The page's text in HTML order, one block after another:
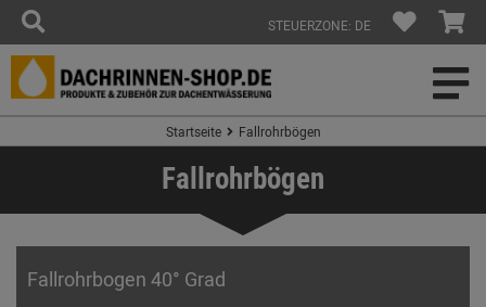
STEUERZONE: DE
Startseite Fallrohrbögen
Fallrohrbögen
Fallrohrbogen 40° Grad